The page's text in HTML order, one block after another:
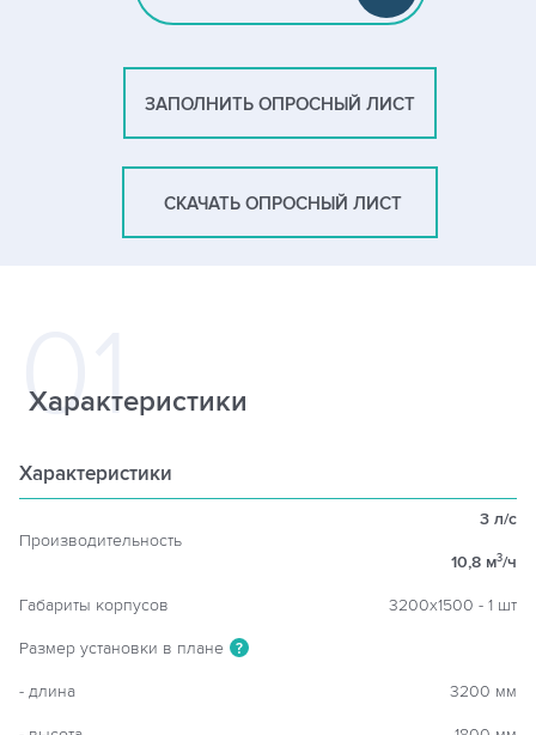
ЗАПОЛНИТЬ ОПРОСНЫЙ ЛИСТ
СКАЧАТЬ ОПРОСНЫЙ ЛИСТ
Характеристики
Характеристики
Производительность
3 л/с
10,8 м3/ч
Габариты корпусов 3200х1500 - 1 шт
Размер установки в плане ?
- длина 3200 мм